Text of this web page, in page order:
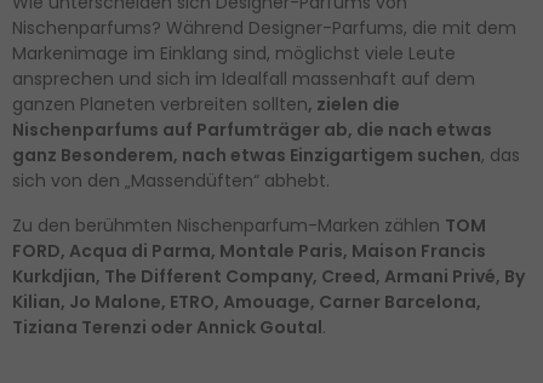
Nischenparfums? Während Designer-Parfums, die mit dem
Markenimage im Einklang sind, möglichst viele Leute
ansprechen und sich im Idealfall massenhaft auf dem
ganzen Planeten verbreiten sollten, zielen die
Nischenparfums auf Parfumträger ab, die nach etwas
ganz Besonderem, nach etwas Einzigartigem suchen, das
sich von den „Massendüften“ abhebt.
Zu den berühmten Nischenparfum-Marken zählen TOM
FORD, Acqua di Parma, Montale Paris, Maison Francis
Kurkdjian, The Different Company, Creed, Armani Privé, By
Kilian, Jo Malone, ETRO, Amouage, Carner Barcelona,
Tiziana Terenzi oder Annick Goutal.